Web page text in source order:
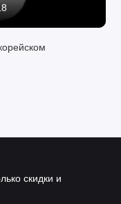
скидки и